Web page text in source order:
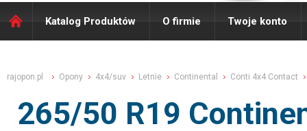
Katalog Produktów O firmie Twoje konto
rajopon.pl Opony 4x4/suv Letnie Continental Conti 4x4 Contact
265/50 R19